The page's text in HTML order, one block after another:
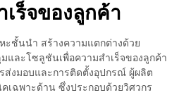
ร็จของลูกค้า
ะชั้นนำ สร้างความแตกต่างด้วย
และโซลูชันเพื่อความสำเร็จของลูกค้า
ส่งมอบและการติดตั้งอุปกรณ์ ผู้ผลิต
เฉพาะด้าน ซึ่งประกอบด้วยวิศวกร